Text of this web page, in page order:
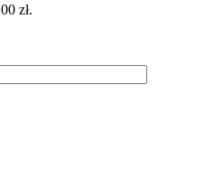
zł.